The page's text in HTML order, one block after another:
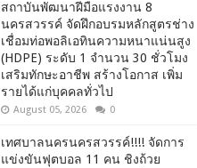
สถาบันพัฒนาฝีมือแรงงาน 8
นครสวรรค์ จัดฝึกอบรมหลักสูตรช่าง
เชื่อมท่อพอลิเอทินความหนาแน่นสูง
(HDPE) ระดับ 1 จำนวน 30 ชั่วโมง
เสริมทักษะอาชีพ สร้างโอกาส เพิ่ม
รายได้แก่บุคคลทั่วไป
August 05, 2026 0
เทศบาลนครนครสวรรค์!!!! จัดการ
แข่งขันฟุตบอล 11 คน ชิงถ้วย